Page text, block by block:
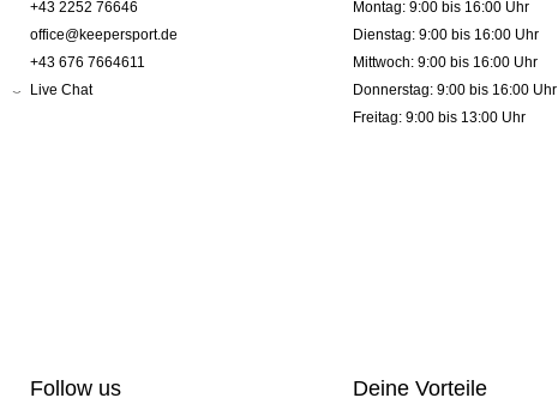
+43 2252 76646
office@keepersport.de
+43 676 7664611
Live Chat
Montag: 9:00 bis 16:00 Uhr
Dienstag: 9:00 bis 16:00 Uhr
Mittwoch: 9:00 bis 16:00 Uhr
Donnerstag: 9:00 bis 16:00 Uhr
Freitag: 9:00 bis 13:00 Uhr
Follow us Deine Vorteile